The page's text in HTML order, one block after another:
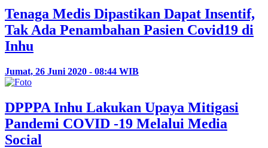
Tenaga Medis Dipastikan Dapat Insentif,
Tak Ada Penambahan Pasien Covid19 di
Inhu
Jumat, 26 Juni 2020 - 08:44 WIB
DPPPA Inhu Lakukan Upaya Mitigasi
Pandemi COVID -19 Melalui Media
Social